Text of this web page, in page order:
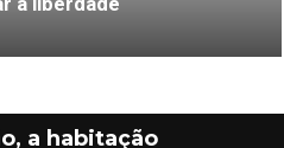
a habitação